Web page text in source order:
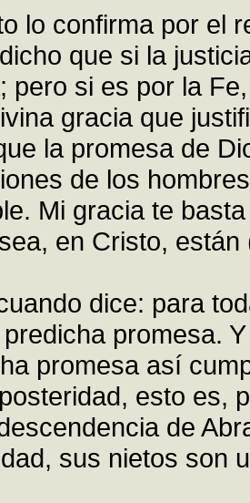
lo confirma por el
que si la
pero si es por la
gracia que
la promesa de
de los
Mi gracia te
en Cristo,
dice: para
promesa.
promesa así
esto es,
de
sus nietos son